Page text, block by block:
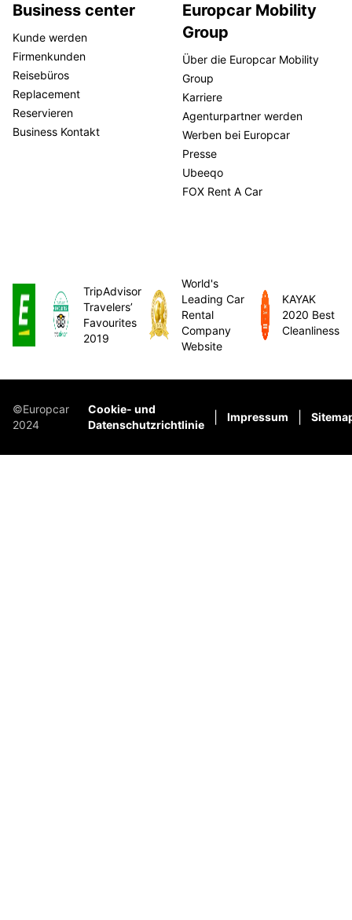
Business center
Kunde werden
Firmenkunden
Reisebüros
Replacement
Reservieren
Business Kontakt
Europcar Mobility
Group
Über die Europcar Mobility
Group
Karriere
Agenturpartner werden
Werben bei Europcar
Presse
Ubeeqo
FOX Rent A Car
TripAdvisor
Travelers’
Favourites
2019
World's
Leading Car
Rental
Company
Website
KAYAK
2020 Best
Cleanliness
©Europcar
2024
Cookie- und
Datenschutzrichtlinie
Impressum